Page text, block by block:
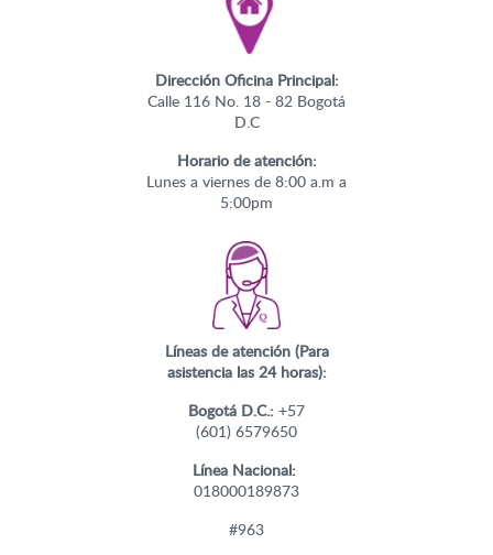
Dirección Oficina Principal:
Calle 116 No. 18 - 82 Bogotá
D.C
Horario de atención:
Lunes a viernes de 8:00 a.m a
5:00pm
Líneas de atención (Para
asistencia las 24 horas):
Bogotá D.C.: +57
(601) 6579650
Línea Nacional:
018000189873
#963